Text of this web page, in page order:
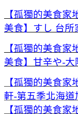
【孤獨的美食
美食】すし 台所
【孤獨的美食
美食】甘辛や-大
【孤獨的美食
軒-第五季北海
【孤獨的美食家